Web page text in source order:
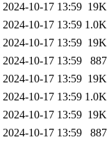
2024-10-17 13:59 19K
2024-10-17 13:59 1.0K
2024-10-17 13:59 19K
2024-10-17 13:59
887
2024-10-17 13:59 19K
2024-10-17 13:59 1.0K
2024-10-17 13:59 19K
2024-10-17 13:59
887